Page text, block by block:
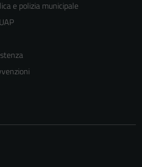
e polizia municipale